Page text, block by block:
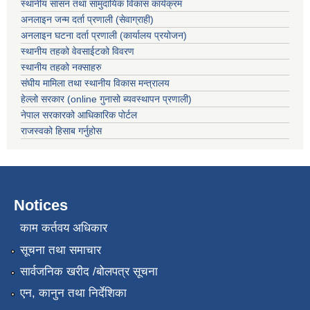
स्थानीय सासन तथा सामुदायिक विकास कार्यक्रम
अनलाइन जन्म दर्ता प्रणाली (सेवाग्राही)
अनलाइन घटना दर्ता प्रणाली (कार्यालय प्रयोजन)
स्थानीय तहको वेवसाईटको विवरण
स्थानीय तहको नक्साहरु
संघीय मामिला तथा स्थानीय विकास मन्त्रालय
हेल्लो सरकार (online गुनासो ब्यवस्थापन प्रणाली)
नेपाल सरकारको आधिकारिक पोर्टल
राजस्वको हिसाब गर्नुहोस
Notices
काम कर्तवय अधिकार
सूचना तथा समाचार
सार्वजनिक खरीद /बोलपत्र सूचना
एन, कानुन तथा निर्देशिका